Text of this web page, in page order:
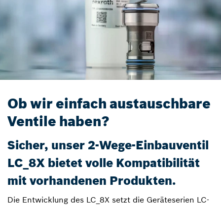
Ob wir einfach austauschbare
Ventile haben?
Sicher, unser 2-Wege-Einbauventil
LC_8X bietet volle Kompatibilität
mit vorhandenen Produkten.
Die Entwicklung des LC_8X setzt die Geräteserien LC-